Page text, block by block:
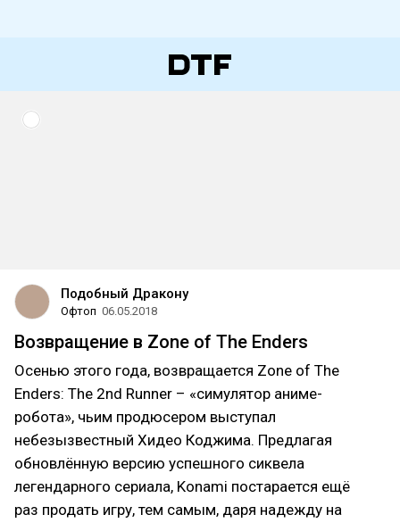
Подобный Дракону
Офтоп 06.05.2018
Возвращение в Zone of The Enders
Осенью этого года, возвращается Zone of The
Enders: The 2nd Runner – «симулятор аниме-
робота», чьим продюсером выступал
небезызвестный Хидео Коджима. Предлагая
обновлённую версию успешного сиквела
легендарного сериала, Konami постарается ещё
раз продать игру, тем самым, даря надежду на